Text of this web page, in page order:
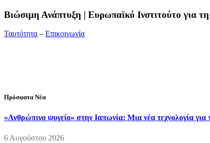
Bιώσιμη Ανάπτυξη | Ευρωπαϊκό Ινστιτούτο για
Ταυτότητα – Επικοινωνία
Πρόσφατα Νέα
«Ανθρώπινο ψυγείο» στην Ιαπωνία: Μια νέα τεχνολογία
6 Αυγούστου 2026